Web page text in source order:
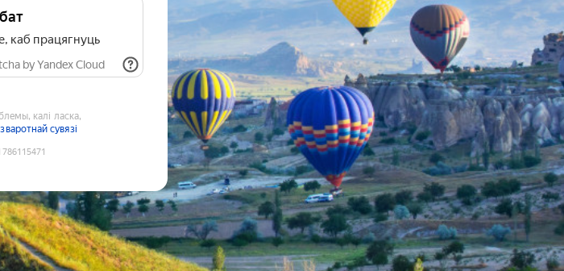
каб працягнуць
by Yandex Cloud
калі ласка,
сувязі